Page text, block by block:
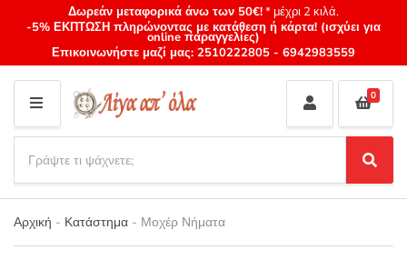
Δωρεάν μεταφορικά άνω των 50€!* μέχρι 2 κιλά.
-5% ΕΚΠΤΩΣΗ πληρώνοντας με κατάθεση ή κάρτα! (ισχύει για
online παραγγελίες)
Επικοινωνήστε μαζί μας: 2510222805 - 6942983559
M
E
N
U
Category
name
a
r
c
h
S
e
a
c
0
Αρχική - Κατάστημα - Μοχέρ Νήματα